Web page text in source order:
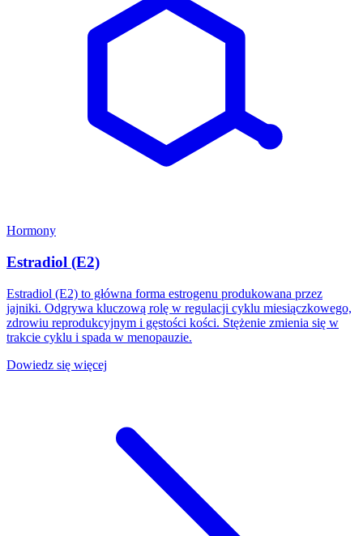
Hormony
Estradiol (E2)
Estradiol (E2) to główna forma estrogenu produkowana przez
jajniki. Odgrywa kluczową rolę w regulacji cyklu miesiączkowego,
zdrowiu reprodukcyjnym i gęstości kości. Stężenie zmienia się w
trakcie cyklu i spada w menopauzie.
Dowiedz się więcej